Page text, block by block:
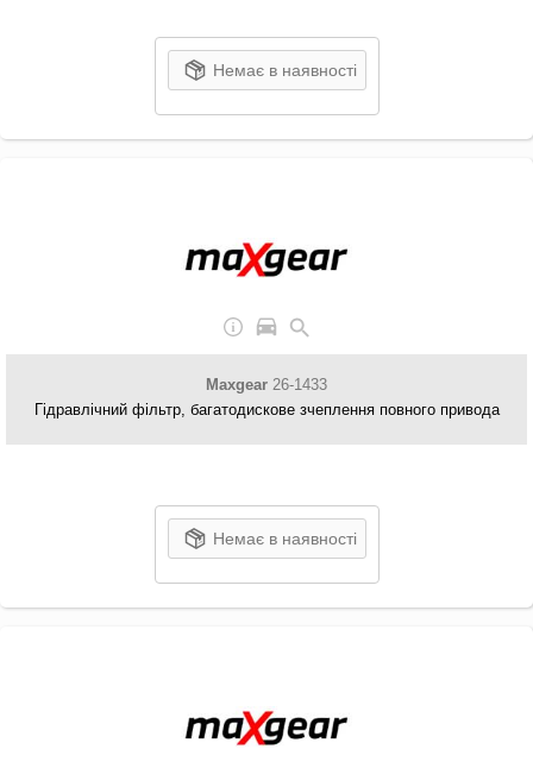
Немає в наявності
Maxgear 26-1433
Гідравлічний фільтр, багатодискове зчеплення повного привода
Немає в наявності